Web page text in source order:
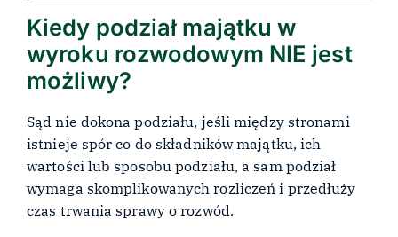
Kiedy podział majątku w
wyroku rozwodowym NIE jest
możliwy?
Sąd nie dokona podziału, jeśli między stronami
istnieje spór co do składników majątku, ich
wartości lub sposobu podziału, a sam podział
wymaga skomplikowanych rozliczeń i przedłuży
czas trwania sprawy o rozwód.